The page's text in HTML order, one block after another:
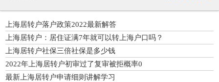
上海居转户落户政策2022最新解答
上海居转户：居住证满7年就可以转上海户口吗？
上海居转户社保三倍社保是多少钱
2022年上海居转户初审过了复审被拒概率0
最新上海居转户申请细则讲解学习